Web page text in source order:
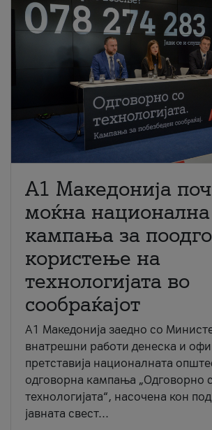
A1 Македонија
моќна национална
кампања за
користење на
технологијата во
сообраќајот
A1 Македонија заедно со
внатрешни работи денеска и
претставија националната
одговорна кампања „Одговорно
технологијата“, насочена кон
јавната свест...